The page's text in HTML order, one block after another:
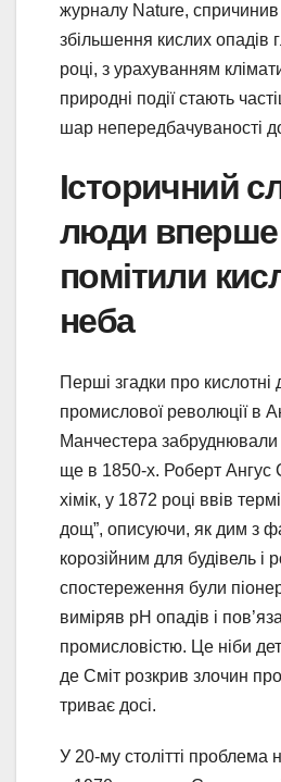
журналу Nature,
збільшення кислих опадів
році, з урахуванням
природні події стають
шар непередбачуваності
Історичний
люди вперше
помітили
неба
Перші згадки про кислотні
промислової революції в
Манчестера забруднювали
ще в 1850-х. Роберт Ангус
хімік, у 1872 році ввів
дощ”, описуючи, як дим з
корозійним для будівель і
спостереження були
виміряв pH опадів і
промисловістю. Це ніби
де Сміт розкрив злочин
триває досі.
У 20-му столітті проблема